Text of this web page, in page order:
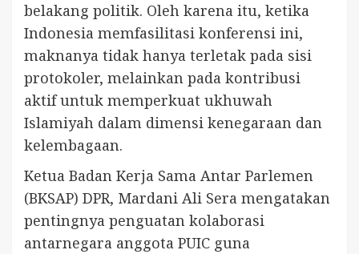
belakang politik. Oleh karena itu, ketika
Indonesia memfasilitasi konferensi ini,
maknanya tidak hanya terletak pada sisi
protokoler, melainkan pada kontribusi
aktif untuk memperkuat ukhuwah
Islamiyah dalam dimensi kenegaraan dan
kelembagaan.
Ketua Badan Kerja Sama Antar Parlemen
(BKSAP) DPR, Mardani Ali Sera mengatakan
pentingnya penguatan kolaborasi
antarnegara anggota PUIC guna